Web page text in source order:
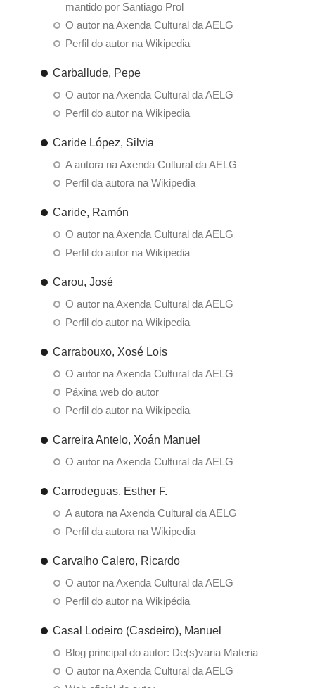
mantido por Santiago Prol
O autor na Axenda Cultural da AELG
Perfil do autor na Wikipedia
Carballude, Pepe
O autor na Axenda Cultural da AELG
Perfil do autor na Wikipedia
Caride López, Silvia
A autora na Axenda Cultural da AELG
Perfil da autora na Wikipedia
Caride, Ramón
O autor na Axenda Cultural da AELG
Perfil do autor na Wikipedia
Carou, José
O autor na Axenda Cultural da AELG
Perfil do autor na Wikipedia
Carrabouxo, Xosé Lois
O autor na Axenda Cultural da AELG
Páxina web do autor
Perfil do autor na Wikipedia
Carreira Antelo, Xoán Manuel
O autor na Axenda Cultural da AELG
Carrodeguas, Esther F.
A autora na Axenda Cultural da AELG
Perfil da autora na Wikipedia
Carvalho Calero, Ricardo
O autor na Axenda Cultural da AELG
Perfil do autor na Wikipédia
Casal Lodeiro (Casdeiro), Manuel
Blog principal do autor: De(s)varia Materia
O autor na Axenda Cultural da AELG